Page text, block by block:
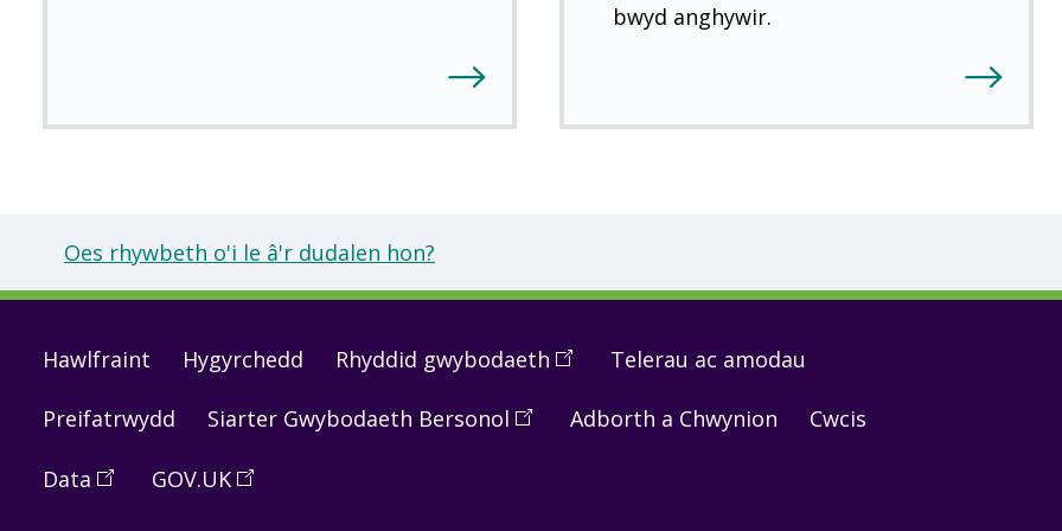
bwyd anghywir.
Oes rhywbeth o'i le â'r dudalen hon?
Footer
links
Hawlfraint Hygyrchedd Rhyddid gwybodaeth (OpenTelerau ac amodau
Preifatrwydd Siarter Gwybodaeth Bersonol (OpenAdborth a Chwynion Cwcis
Data (OpenGOV.UK (Open